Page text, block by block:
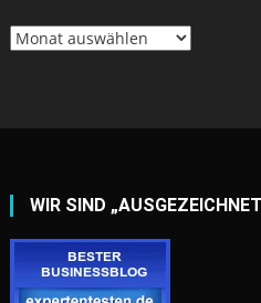
Archiv
WIR SIND